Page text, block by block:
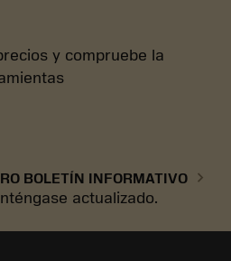
y compruebe la
BOLETÍN INFORMATIVO chevron_right
actualizado.